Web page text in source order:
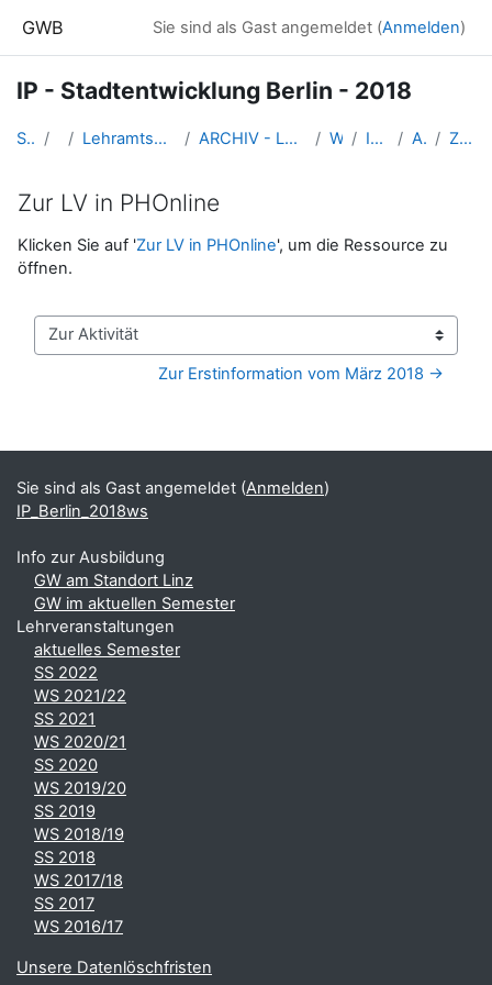
GWB Sie sind als Gast angemeldet (Anmelden)
IP - Stadtentwicklung Berlin - 2018
Startseite Kurse Lehramtsausbildung GW im Cluster Österreich Mitte ARCHIV - Lehrveranstaltungen am Standort Linz - seit 2016 WS 2018/19 IP_Berlin_2018ws Allgemeines Zur LV in PHOnline
Zur LV in PHOnline
Abschlussbedingungen
Klicken Sie auf 'Zur LV in PHOnline', um die Ressource zu
öffnen.
Zur Aktivität
Zur Erstinformation vom März 2018 →
Ergänzungsblöcke
Sie sind als Gast angemeldet (Anmelden)
IP_Berlin_2018ws
Info zur Ausbildung
GW am Standort Linz
GW im aktuellen Semester
Lehrveranstaltungen
aktuelles Semester
SS 2022
WS 2021/22
SS 2021
WS 2020/21
SS 2020
WS 2019/20
SS 2019
WS 2018/19
SS 2018
WS 2017/18
SS 2017
WS 2016/17
Unsere Datenlöschfristen